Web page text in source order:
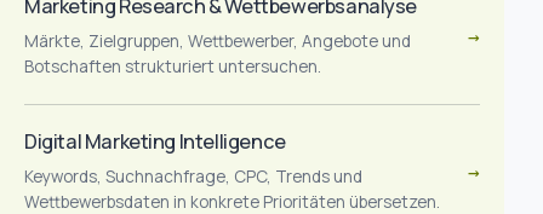
Marketing Research & Wettbewerbsanalyse
Märkte, Zielgruppen, Wettbewerber, Angebote und
Botschaften strukturiert untersuchen.
→
Digital Marketing Intelligence
Keywords, Suchnachfrage, CPC, Trends und
Wettbewerbsdaten in konkrete Prioritäten übersetzen.
→